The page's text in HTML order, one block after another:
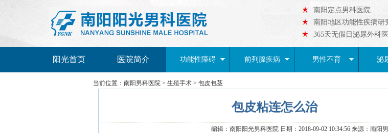
南阳定点男科医院
南阳地区功能性疾病研
365天无假日泌尿外科
阳光首页 医院简介 功能性障碍 前列腺疾病 男性不育 泌
当前位置： 南阳男科医院 > 生殖手术 > 包皮包茎
包皮粘连怎么治
编辑：南阳阳光男科医院 日期：2018-09-02 10:34:56 来源：南阳